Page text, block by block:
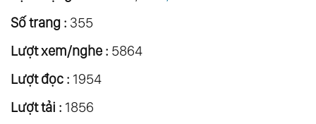
Số trang : 355
Lượt xem/nghe : 5864
Lượt đọc : 1954
Lượt tải : 1856